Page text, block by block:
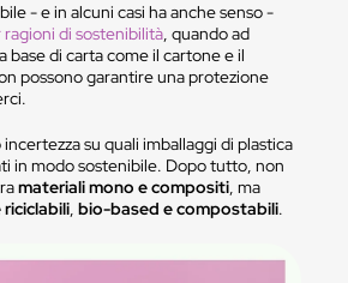
- e in alcuni casi ha anche senso -
ragioni di sostenibilità, quando ad
base di carta come il cartone e il
possono garantire una protezione
su quali imballaggi di plastica
in modo sostenibile. Dopo tutto, non
materiali mono e compositi, ma
, bio-based e compostabili.